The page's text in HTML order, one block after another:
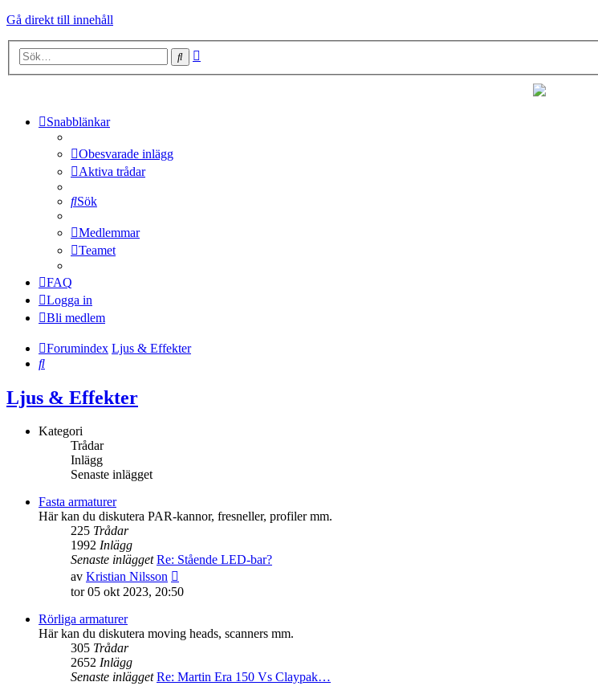
Gå direkt till innehåll
Sök
Snabblänkar
Obesvarade inlägg
Aktiva trådar
Sök
Medlemmar
Teamet
FAQ
Logga in
Bli medlem
Forumindex Ljus & Effekter
Sök
Ljus & Effekter
Kategori
Trådar
Inlägg
Senaste inlägget
Fasta armaturer
Här kan du diskutera PAR-kannor, fresneller, profiler mm.
225 Trådar
1992 Inlägg
Senaste inlägget Re: Stående LED-bar?
av Kristian Nilsson
till
inlägget
tor 05 okt 2023, 20:50
Rörliga armaturer
Här kan du diskutera moving heads, scanners mm.
305 Trådar
2652 Inlägg
Senaste inlägget Re: Martin Era 150 Vs Claypak…